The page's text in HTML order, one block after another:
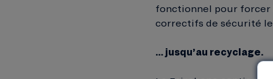
fonctionnel pour forcer
correctifs de sécurité le
… jusqu’au recyclage.